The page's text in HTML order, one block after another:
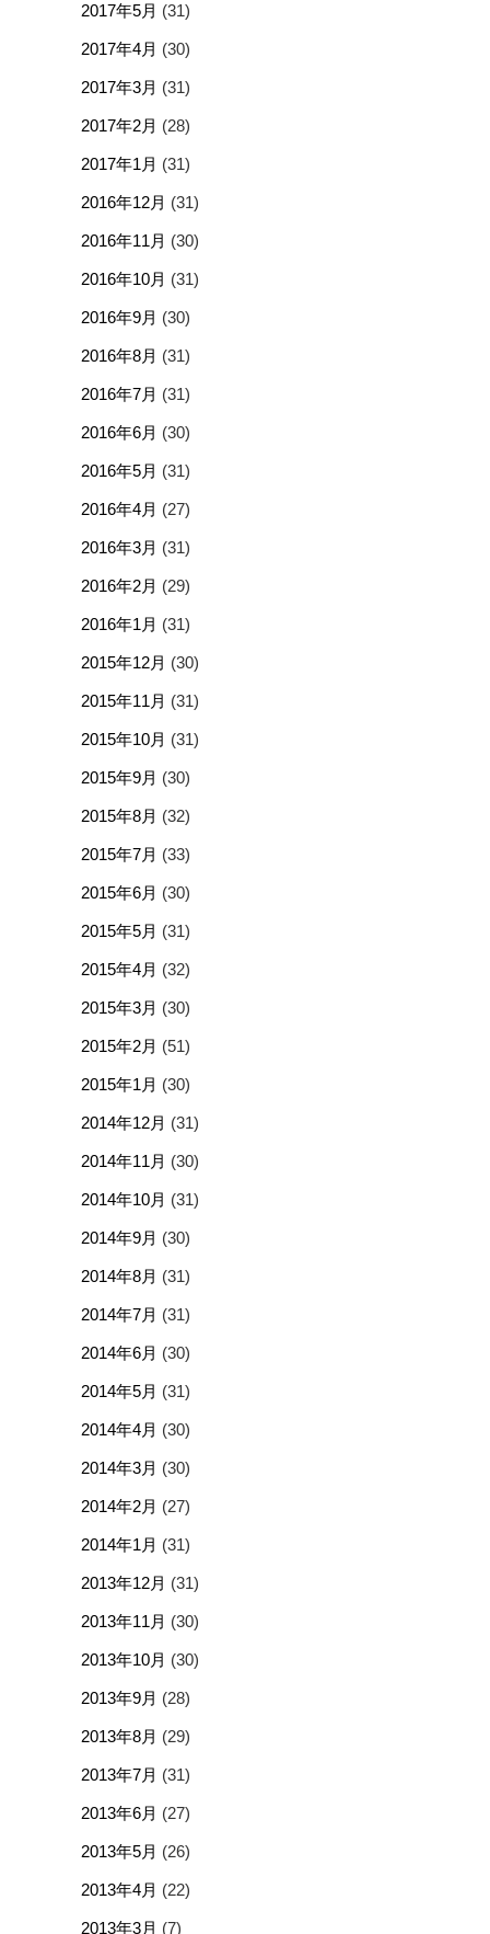
2017年5月 (31)
2017年4月 (30)
2017年3月 (31)
2017年2月 (28)
2017年1月 (31)
2016年12月 (31)
2016年11月 (30)
2016年10月 (31)
2016年9月 (30)
2016年8月 (31)
2016年7月 (31)
2016年6月 (30)
2016年5月 (31)
2016年4月 (27)
2016年3月 (31)
2016年2月 (29)
2016年1月 (31)
2015年12月 (30)
2015年11月 (31)
2015年10月 (31)
2015年9月 (30)
2015年8月 (32)
2015年7月 (33)
2015年6月 (30)
2015年5月 (31)
2015年4月 (32)
2015年3月 (30)
2015年2月 (51)
2015年1月 (30)
2014年12月 (31)
2014年11月 (30)
2014年10月 (31)
2014年9月 (30)
2014年8月 (31)
2014年7月 (31)
2014年6月 (30)
2014年5月 (31)
2014年4月 (30)
2014年3月 (30)
2014年2月 (27)
2014年1月 (31)
2013年12月 (31)
2013年11月 (30)
2013年10月 (30)
2013年9月 (28)
2013年8月 (29)
2013年7月 (31)
2013年6月 (27)
2013年5月 (26)
2013年4月 (22)
2013年3月 (7)